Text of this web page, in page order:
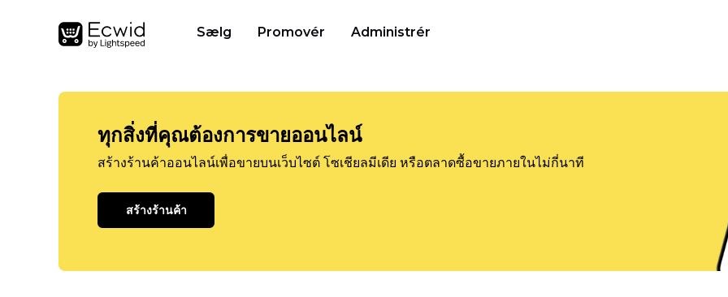
Sælg Promovér Administrér
ทุกสิ่งที่คุณต้องการขายออนไลน์
สร้างร้านค้าออนไลน์เพื่อขายบนเว็บไซต์ โซเชียลมีเดีย หรือตลาดซื้อขายภายในไม่กี่นาที
สร้างร้านค้า